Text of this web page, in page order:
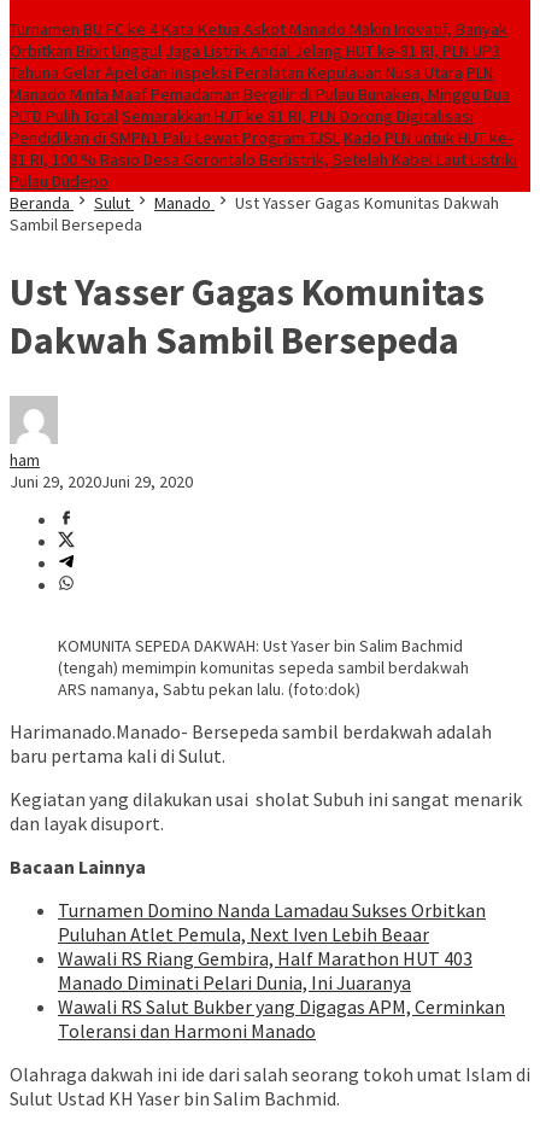
Turnamen BU FC ke 4 Kata Ketua Askot Manado Makin Inovatif, Banyak
Orbitkan Bibit Unggul Jaga Listrik Andal Jelang HUT ke-81 RI, PLN UP3
Tahuna Gelar Apel dan Inspeksi Peralatan Kepulauan Nusa Utara PLN
Manado Minta Maaf Pemadaman Bergilir di Pulau Bunaken, Minggu Dua
PLTD Pulih TotalSemarakkan HUT ke 81 RI, PLN Dorong Digitalisasi
Pendidikan di SMPN1 Palu Lewat Program TJSLKado PLN untuk HUT ke-
81 RI, 100 % Rasio Desa Gorontalo Berlistrik, Setelah Kabel Laut Listriki
Pulau Dudepo
Beranda
Sulut Manado
Ust Yasser Gagas Komunitas Dakwah
Sambil Bersepeda
Ust Yasser Gagas Komunitas
Dakwah Sambil Bersepeda
ham
Juni 29, 2020Juni 29, 2020
KOMUNITA SEPEDA DAKWAH: Ust Yaser bin Salim Bachmid
(tengah) memimpin komunitas sepeda sambil berdakwah
ARS namanya, Sabtu pekan lalu. (foto:dok)
Harimanado.Manado- Bersepeda sambil berdakwah adalah
baru pertama kali di Sulut.
Kegiatan yang dilakukan usai sholat Subuh ini sangat menarik
dan layak disuport.
Bacaan Lainnya
Turnamen Domino Nanda Lamadau Sukses Orbitkan
Puluhan Atlet Pemula, Next Iven Lebih Beaar
Wawali RS Riang Gembira, Half Marathon HUT 403
Manado Diminati Pelari Dunia, Ini Juaranya
Wawali RS Salut Bukber yang Digagas APM, Cerminkan
Toleransi dan Harmoni Manado
Olahraga dakwah ini ide dari salah seorang tokoh umat Islam di
Sulut Ustad KH Yaser bin Salim Bachmid.